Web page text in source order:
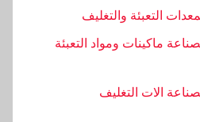
التعبئة والتغليف
ماكينات ومواد التعبئة
الات التغليف